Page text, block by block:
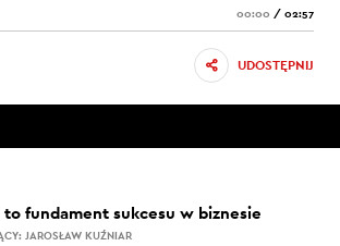
00:00 / 02:57
UDOSTĘPNIJ
fundament sukcesu w biznesie
JAROSŁAW KUŹNIAR